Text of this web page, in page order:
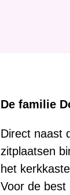
De familie
Direct naast
zitplaatsen
het
Voor de best